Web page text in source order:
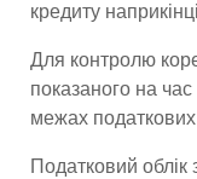
кредиту
Для контролю
показаного на час
межах
Податковий облік